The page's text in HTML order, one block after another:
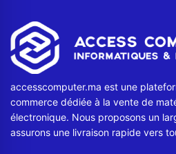
accesscomputer.ma est une
commerce dédiée à la vente de
électronique. Nous proposons un
assurons une livraison rapide vers